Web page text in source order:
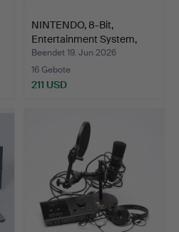
NINTENDO, 8-Bit,
Entertainment System,
eur…
Beendet 19. Jun 2026
16 Gebote
211 USD